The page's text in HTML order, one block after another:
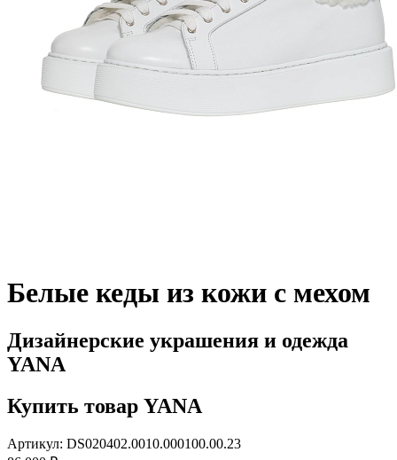
Белые кеды из кожи с мехом
Дизайнерские украшения и одежда
YANA
Купить товар YANA
Артикул: DS020402.0010.000100.00.23